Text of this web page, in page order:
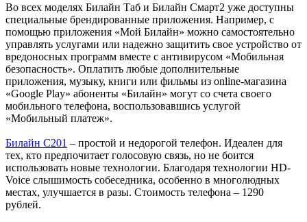
Во всех моделях Билайн Таб и Билайн Смарт2 уже доступны
специальные брендированные приложения. Например, с
помощью приложения «Мой Билайн» можно самостоятельно
управлять услугами или надежно защитить свое устройство от
вредоносных программ вместе с антивирусом «Мобильная
безопасность». Оплатить любые дополнительные
приложения, музыку, книги или фильмы из online-магазина
«Google Play» абоненты «Билайн» могут со счета своего
мобильного телефона, воспользовавшись услугой
«Мобильный платеж».
Билайн С201 – простой и недорогой телефон. Идеален для
тех, кто предпочитает голосовую связь, но не боится
использовать новые технологии. Благодаря технологии HD-
Voice слышимость собеседника, особенно в многолюдных
местах, улучшается в разы. Стоимость телефона – 1290
рублей.